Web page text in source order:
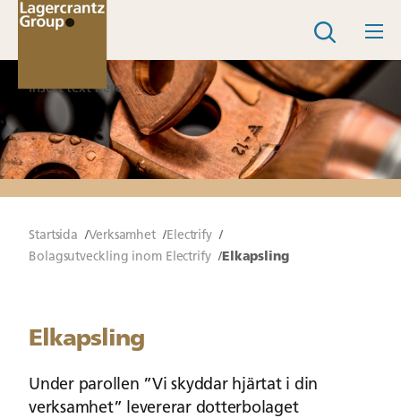
Insert text here
Startsida Verksamhet
Electrify
Bolagsutveckling inom Electrify
Elkapsling
Elkapsling
Under parollen ”Vi skyddar hjärtat i din
verksamhet” levererar dotterbolaget